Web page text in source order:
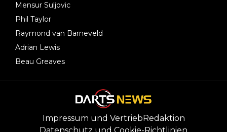
Mensur Suljovic
Phil Taylor
Raymond van Barneveld
Adrian Lewis
Beau Greaves
Impressum und VertriebRedaktion
Datenschutz und Cookie-Richtlinien